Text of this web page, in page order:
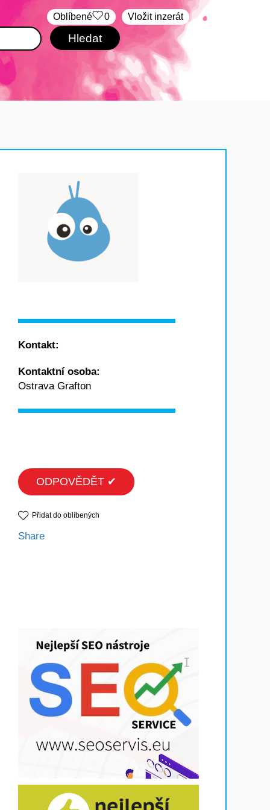
Vložit inzerát
Oblíbené 0
Kontakt:
Kontaktní osoba:
Ostrava Grafton
ODPOVĚDĚT ✔
Přidat do oblíbených
Share